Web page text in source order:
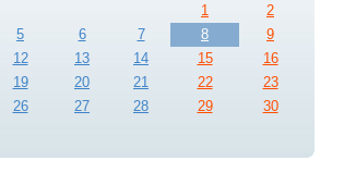
1
2
5 6 7 8
9
12 13 14 15
16
19 20 21 22
23
26 27 28 29
30